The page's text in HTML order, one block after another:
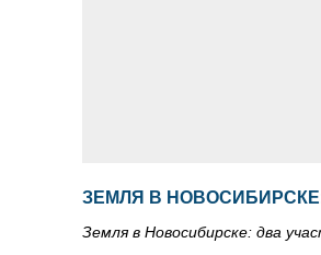
ЗЕМЛЯ В
Земля в Новосибирске: два